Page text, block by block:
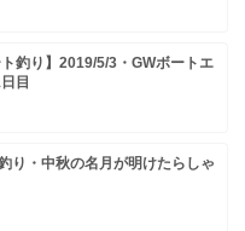
ト釣り】2019/5/3・GWボートエ
目
り・中秋の名月が明けたらしゃ